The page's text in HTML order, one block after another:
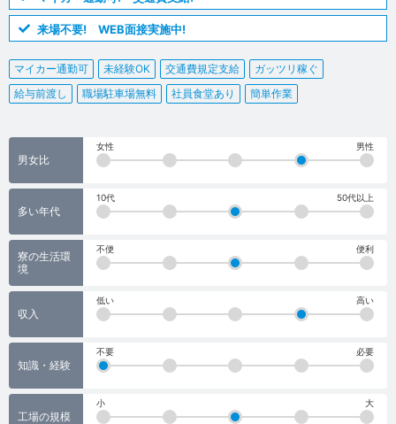
来場不要! WEB面接実施中!
マイカー通勤可 未経験OK 交通費規定支給
ガッツリ稼ぐ
給与前渡し
職場駐車場無料 社員食堂あり 簡単作業
男女比
女性 男性
多い年代
10代 50代以上
寮の生活環
境
不便 便利
収入
低い 高い
知識・経験
不要 必要
工場の規模
小 大